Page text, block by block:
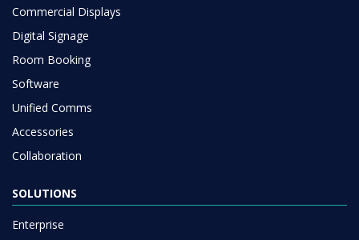
Commercial Displays
Digital Signage
Room Booking
Software
Unified Comms
Accessories
Collaboration
SOLUTIONS
Enterprise